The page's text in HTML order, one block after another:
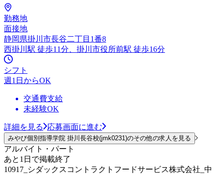
勤務地
面接地
静岡県掛川市長谷二丁目1番8
西掛川駅 徒歩11分、掛川市役所前駅 徒歩16分
シフト
週1日からOK
交通費支給
未経験OK
詳細を見る 応募画面に進む
みやび個別指導学院 掛川長谷校(jmk0231)のその他の求人を見る
アルバイト・パート
あと1日で掲載終了
10917_シダックスコントラクトフードサービス株式会社_中